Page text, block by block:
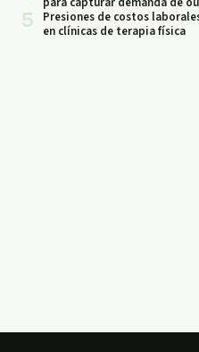
5
Presiones de costos
en clínicas de terapia física